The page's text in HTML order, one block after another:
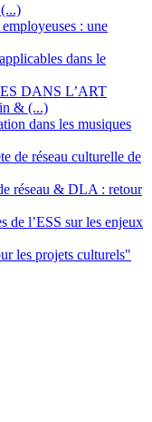
: une
dans le
DANS L’ART
& (...)
dans les musiques
de réseau culturelle de
réseau & DLA : retour
de l’ESS sur les enjeux
les projets culturels"